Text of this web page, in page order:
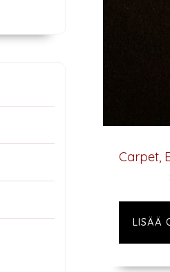
Carpet,
LISÄÄ